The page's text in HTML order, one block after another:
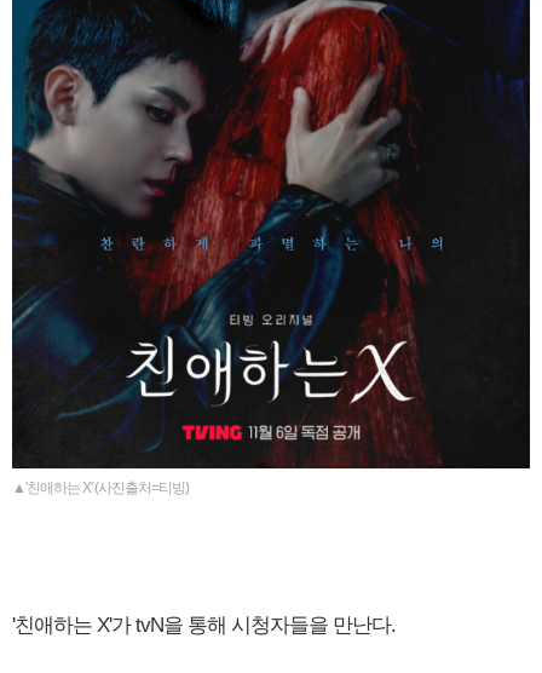
▲'친애하는 X' (사진출처=티빙)
'친애하는 X'가 tvN을 통해 시청자들을 만난다.